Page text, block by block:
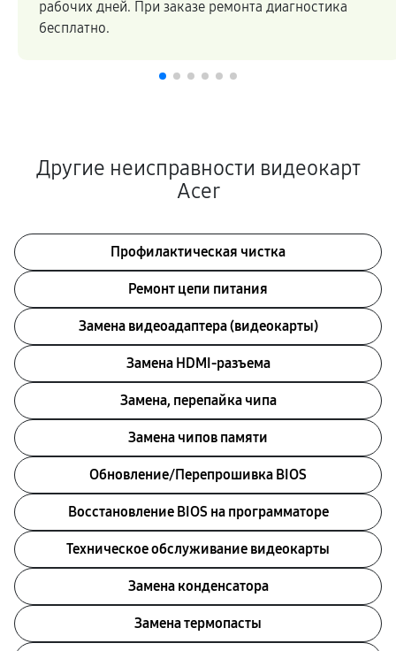
рабочих дней. При заказе ремонта диагностика
бесплатно.
Другие неисправности видеокарт
Acer
Профилактическая чистка
Ремонт цепи питания
Замена видеоадаптера (видеокарты)
Замена HDMI-разъема
Замена, перепайка чипа
Замена чипов памяти
Обновление/Перепрошивка BIOS
Восстановление BIOS на программаторе
Техническое обслуживание видеокарты
Замена конденсатора
Замена термопасты